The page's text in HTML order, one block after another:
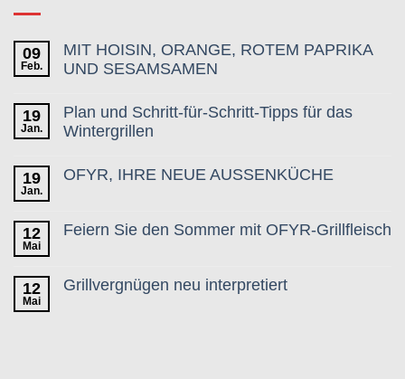
09
Feb.
MIT HOISIN, ORANGE, ROTEM PAPRIKA
UND SESAMSAMEN
19
Jan.
Plan und Schritt-für-Schritt-Tipps für das
Wintergrillen
19
Jan.
OFYR, IHRE NEUE AUSSENKÜCHE
12
Mai
Feiern Sie den Sommer mit OFYR-Grillfleisch
12
Mai
Grillvergnügen neu interpretiert